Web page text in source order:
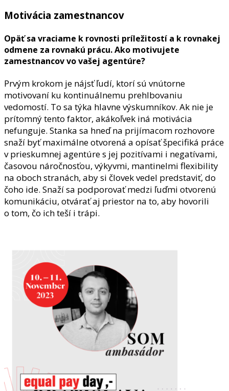
Motivácia zamestnancov
Opäť sa vraciame k rovnosti príležitostí a k rovnakej
odmene za rovnakú prácu. Ako motivujete
zamestnancov vo vašej agentúre?
Prvým krokom je nájsť ľudí, ktorí sú vnútorne
motivovaní ku kontinuálnemu prehlbovaniu
vedomostí. To sa týka hlavne výskumníkov. Ak nie je
prítomný tento faktor, akákoľvek iná motivácia
nefunguje. Stanka sa hneď na prijímacom rozhovore
snaží byť maximálne otvorená a opísať špecifiká práce
v prieskumnej agentúre s jej pozitívami i negatívami,
časovou náročnosťou, výkyvmi, mantinelmi flexibility
na oboch stranách, aby si človek vedel predstaviť, do
čoho ide. Snaží sa podporovať medzi ľuďmi otvorenú
komunikáciu, otvárať aj priestor na to, aby hovorili
o tom, čo ich teší i trápi.